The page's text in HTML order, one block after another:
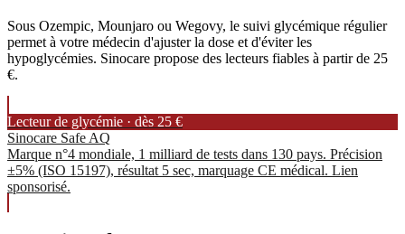
Sous Ozempic, Mounjaro ou Wegovy, le suivi glycémique régulier
permet à votre médecin d'ajuster la dose et d'éviter les
hypoglycémies. Sinocare propose des lecteurs fiables à partir de 25
€.
Lecteur de glycémie · dès 25 €
Sinocare Safe AQ
Marque n°4 mondiale, 1 milliard de tests dans 130 pays. Précision
±5% (ISO 15197), résultat 5 sec, marquage CE médical. Lien
sponsorisé.